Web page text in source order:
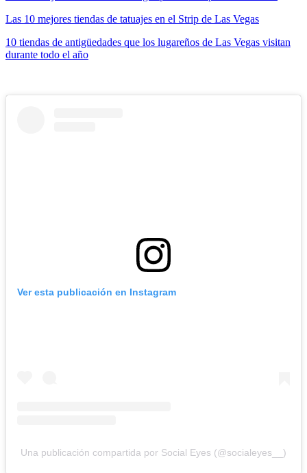
Las 10 mejores tiendas de tatuajes en el Strip de Las Vegas
10 tiendas de antigüedades que los lugareños de Las Vegas visitan
durante todo el año
Ver esta publicación en Instagram
Una publicación compartida por Social Eyes (@socialeyes__)